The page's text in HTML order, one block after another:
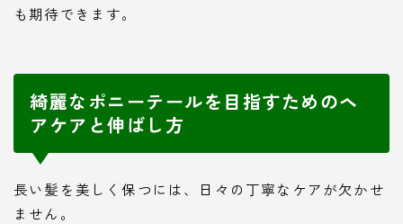
も期待できます。
綺麗なポニーテールを目指すためのヘ
アケアと伸ばし方
長い髪を美しく保つには、日々の丁寧なケアが欠かせ
ません。